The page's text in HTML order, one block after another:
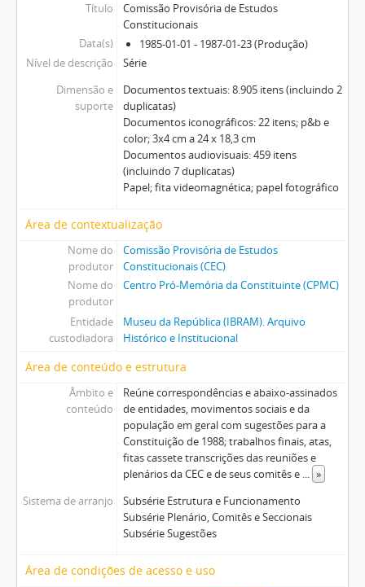
Título
Comissão Provisória de Estudos
Constitucionais
Data(s)
1985-01-01 - 1987-01-23 (Produção)
Nível de descrição
Série
Dimensão e
suporte
Documentos textuais: 8.905 itens (incluindo 2
duplicatas)
Documentos iconográficos: 22 itens; p&b e
color; 3x4 cm a 24 x 18,3 cm
Documentos audiovisuais: 459 itens
(incluindo 7 duplicatas)
Papel; fita videomagnética; papel fotográfico
Área de contextualização
Nome do
produtor
Comissão Provisória de Estudos
Constitucionais (CEC)
Nome do
produtor
Centro Pró-Memória da Constituinte (CPMC)
Entidade
custodiadora
Museu da República (IBRAM). Arquivo
Histórico e Institucional
Área de conteúdo e estrutura
Âmbito e
conteúdo
Reúne correspondências e abaixo-assinados
de entidades, movimentos sociais e da
população em geral com sugestões para a
Constituição de 1988; trabalhos finais, atas,
fitas cassete transcrições das reuniões e
plenários da CEC e de seus comitês e ... »
Sistema de arranjo
Subsérie Estrutura e Funcionamento
Subsérie Plenário, Comitês e Seccionais
Subsérie Sugestões
Área de condições de acesso e uso